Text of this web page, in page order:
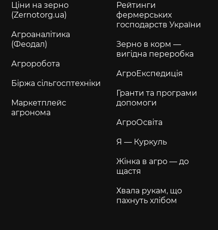
Ціни на зерно
(Zernotorg.ua)
Агроаналітика
(Феодал)
Агроробота
Біржа сільгосптехніки
Маркетплейс
агронома
Рейтинги
фермерських
господарств України
Зерно в корм —
вигідна переробка
АгроЕкспедиція
Гранти та програми
допомоги
АгроОсвіта
Я — Куркуль
Жінка в агро — до
щастя
Хвала рукам, що
пахнуть хлібом